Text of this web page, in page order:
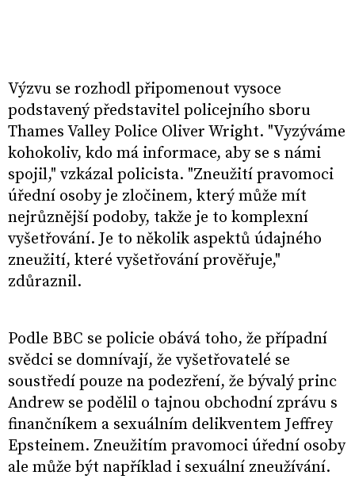
Výzvu se rozhodl připomenout vysoce
podstavený představitel policejního sboru
Thames Valley Police Oliver Wright. "Vyzýváme
kohokoliv, kdo má informace, aby se s námi
spojil," vzkázal policista. "Zneužití pravomoci
úřední osoby je zločinem, který může mít
nejrůznější podoby, takže je to komplexní
vyšetřování. Je to několik aspektů údajného
zneužití, které vyšetřování prověřuje,"
zdůraznil.
Podle BBC se policie obává toho, že případní
svědci se domnívají, že vyšetřovatelé se
soustředí pouze na podezření, že bývalý princ
Andrew se podělil o tajnou obchodní zprávu s
finančníkem a sexuálním delikventem Jeffrey
Epsteinem. Zneužitím pravomoci úřední osoby
ale může být například i sexuální zneužívání.